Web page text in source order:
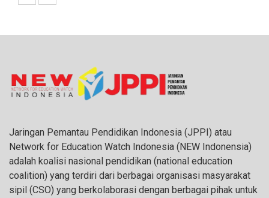
Jaringan Pemantau Pendidikan Indonesia (JPPI) atau
Network for Education Watch Indonesia (NEW Indonensia)
adalah koalisi nasional pendidikan (national education
coalition) yang terdiri dari berbagai organisasi masyarakat
sipil (CSO) yang berkolaborasi dengan berbagai pihak untuk